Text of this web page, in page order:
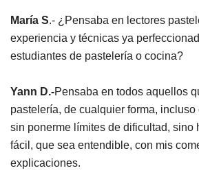
María S.- ¿Pensaba en lectores
experiencia y técnicas ya
estudiantes de pastelería o cocina?
Yann D.-Pensaba en todos aquellos
pastelería, de cualquier forma,
sin ponerme límites de dificultad, sino
fácil, que sea entendible, con mis
explicaciones.